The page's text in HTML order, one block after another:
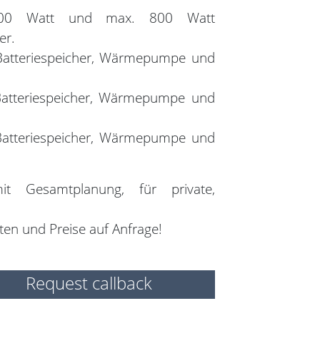
Watt und max. 800 Watt
Wärmepumpe und
Wärmepumpe und
Wärmepumpe und
Gesamtplanung, für private,
und Preise auf Anfrage!
Request callback